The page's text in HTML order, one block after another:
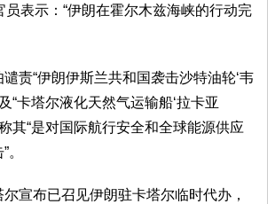
表示：“伊朗在霍尔木兹海峡的行动完
责“伊朗伊斯兰共和国袭击沙特油轮‘韦
“卡塔尔液化天然气运输船‘拉卡亚
其“是对国际航行安全和全球能源供应
。
宣布已召见伊朗驻卡塔尔临时代办，